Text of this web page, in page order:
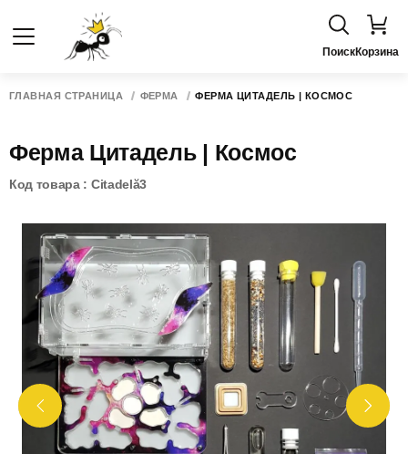
ПоискКорзина
ГЛАВНАЯ СТРАНИЦА ФЕРМА ФЕРМА ЦИТАДЕЛЬ | КОСМОС
Ферма Цитадель | Космос
Код товара : Citadelă3